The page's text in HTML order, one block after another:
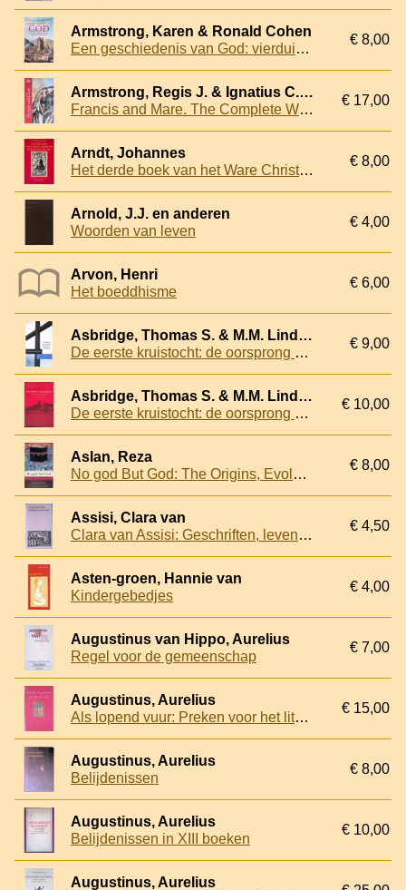
Armstrong, Karen & Ronald Cohen
Een geschiedenis van God: vierduizend jaar jodendom, christendom en islam
€ 8,00
Armstrong, Regis J. & Ignatius C. Brady
Francis and Mare. The Complete Works
€ 17,00
Arndt, Johannes
Het derde boek van het Ware Christendom over de innerlijke mens
€ 8,00
Arnold, J.J. en anderen
Woorden van leven
€ 4,00
Arvon, Henri
Het boeddhisme
€ 6,00
Asbridge, Thomas S. & M.M. Lindenburg
De eerste kruistocht: de oorsprong van het conflict tussen islam en christendom
€ 9,00
Asbridge, Thomas S. & M.M. Lindenburg
De eerste kruistocht: de oorsprong van het conflict tussen islam en christendom
€ 10,00
Aslan, Reza
No god But God: The Origins, Evolution, and Future of Islam
€ 8,00
Assisi, Clara van
Clara van Assisi: Geschriften, leven, documenten
€ 4,50
Asten-groen, Hannie van
Kindergebedjes
€ 4,00
Augustinus van Hippo, Aurelius
Regel voor de gemeenschap
€ 7,00
Augustinus, Aurelius
Als lopend vuur: Preken voor het liturgisch jaar 2
€ 15,00
Augustinus, Aurelius
Belijdenissen
€ 8,00
Augustinus, Aurelius
Belijdenissen in XIII boeken
€ 10,00
Augustinus, Aurelius